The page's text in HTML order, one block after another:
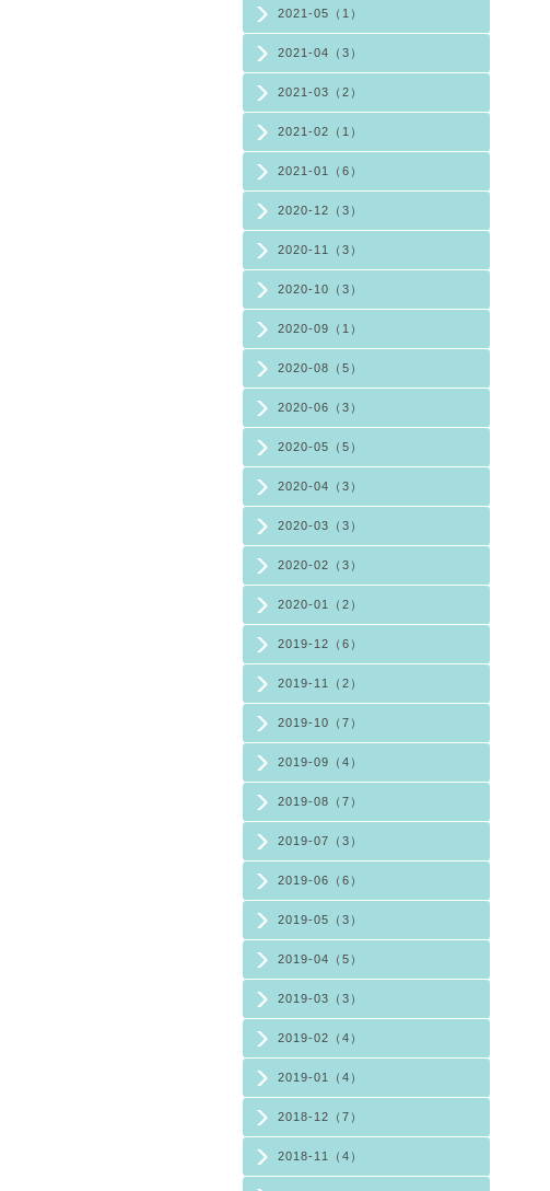
2021-05（1）
2021-04（3）
2021-03（2）
2021-02（1）
2021-01（6）
2020-12（3）
2020-11（3）
2020-10（3）
2020-09（1）
2020-08（5）
2020-06（3）
2020-05（5）
2020-04（3）
2020-03（3）
2020-02（3）
2020-01（2）
2019-12（6）
2019-11（2）
2019-10（7）
2019-09（4）
2019-08（7）
2019-07（3）
2019-06（6）
2019-05（3）
2019-04（5）
2019-03（3）
2019-02（4）
2019-01（4）
2018-12（7）
2018-11（4）